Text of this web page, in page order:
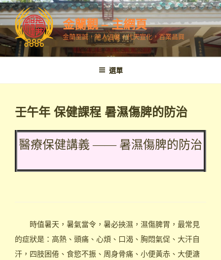
跳
至
內
容
金蘭觀 – 主網頁
金蘭至誠，神人溫馨，代天宣化，百業昌興
選單
壬午年 保健課程 暑濕傷脾的防治
醫療保健講義 —— 暑濕傷脾的防治
時值暑天，暑氣當令，暑必挾濕，濕傷脾胃，最常見
的症狀是：高熱、頭痛、心煩、口渴、胸悶氣促、大汗自
汗，四肢困倦、食慾不振、周身骨痛、小便黃赤、大便溏